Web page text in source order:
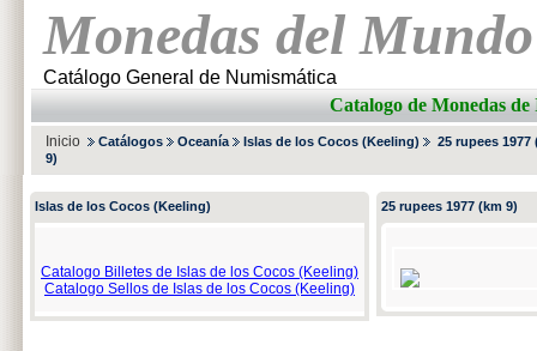
Monedas del Mundo
Catálogo General de Numismática
Catalogo de Monedas
Inicio Catálogos Oceanía Islas de los Cocos (Keeling)
25 rupees 1977
9)
Islas de los Cocos (Keeling)
Catalogo Billetes de Islas de los Cocos (Keeling)
Catalogo Sellos de Islas de los Cocos (Keeling)
25 rupees 1977 (km 9)